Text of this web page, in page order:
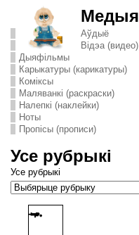
Медыя
Аўдыё
Відэа (видео)
Дыяфільмы
Карыкатуры (карикатуры)
Комiксы
Маляванкі (раскраски)
Налепкі (наклейки)
Ноты
Пропісы (прописи)
Усе рубрыкі
Усе рубрыкі